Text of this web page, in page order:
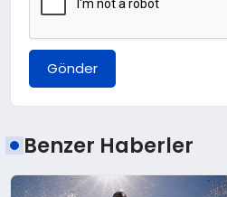
Gönder
Benzer Haberler